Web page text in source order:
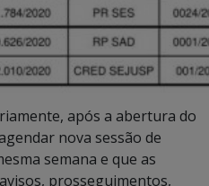
após a abertura do
nova sessão de
semana e que as
prosseguimentos,